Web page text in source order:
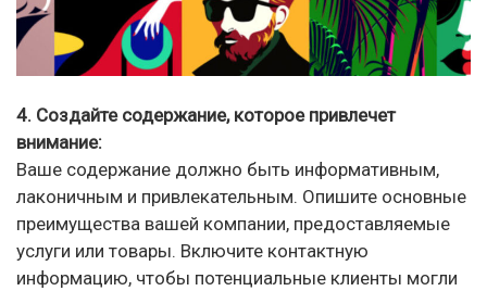
4. Создайте содержание, которое привлечет
внимание:
Ваше содержание должно быть информативным,
лаконичным и привлекательным. Опишите основные
преимущества вашей компании, предоставляемые
услуги или товары. Включите контактную
информацию, чтобы потенциальные клиенты могли